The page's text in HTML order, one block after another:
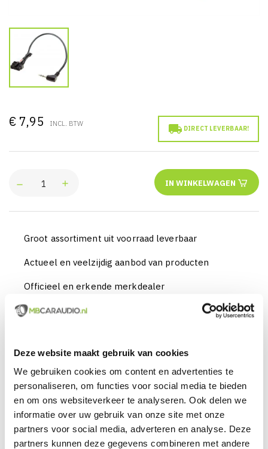
Deze website maakt gebruik van cookies
We gebruiken cookies om content en advertenties te
personaliseren, om functies voor social media te bieden
en om ons websiteverkeer te analyseren. Ook delen we
informatie over uw gebruik van onze site met onze
partners voor social media, adverteren en analyse. Deze
partners kunnen deze gegevens combineren met andere
€ 7,95 INCL. BTW  DIRECT LEVERBAAR!
IN WINKELWAGEN
Groot assortiment uit voorraad leverbaar
Actueel en veelzijdig aanbod van producten
Officieel en erkende merkdealer
Gratis verzending vanaf € 99,00 euro (NL)
Internationaal verzonden met DHL en PostNL
Deskundig advies, telefonisch en per e-mail
Professionele montage mogelijk
Gemiddelde klantbeoordeling van 9,5 / 10